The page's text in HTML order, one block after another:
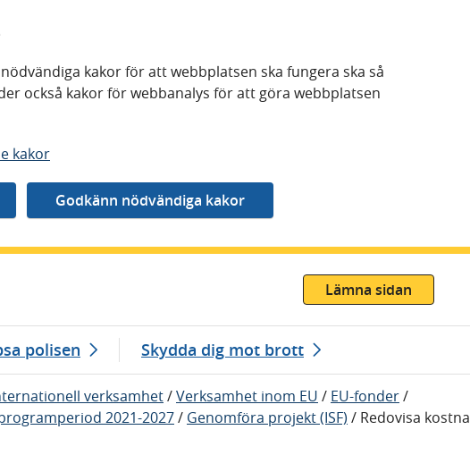
kakor för att webbplatsen ska fungera ska så
också kakor för webbanalys för att göra webbplatsen
kakor
Lämna sidan
polisen Skydda dig mot brott
verksamhet/Verksamhet inom EU / EU-fonder/
2021-2027/ Genomföra projekt (ISF) / Redovisa